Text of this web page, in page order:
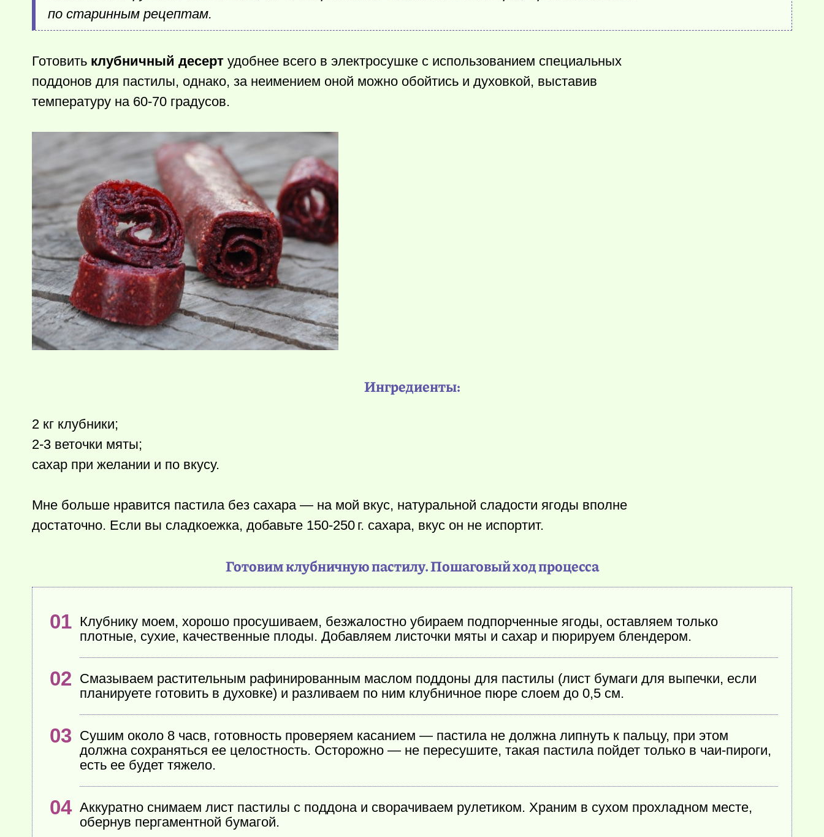
по старинным рецептам.
Готовить клубничный десерт удобнее всего в электросушке с использованием специальных
поддонов для пастилы, однако, за неимением оной можно обойтись и духовкой, выставив
температуру на 60-70 градусов.
Ингредиенты:
2 кг клубники;
2-3 веточки мяты;
сахар при желании и по вкусу.
Мне больше нравится пастила без сахара — на мой вкус, натуральной сладости ягоды вполне
достаточно. Если вы сладкоежка, добавьте 150-250 г. сахара, вкус он не испортит.
Готовим клубничную пастилу. Пошаговый ход процесса
Клубнику моем, хорошо просушиваем, безжалостно убираем подпорченные ягоды, оставляем только
плотные, сухие, качественные плоды. Добавляем листочки мяты и сахар и пюрируем блендером.
Смазываем растительным рафинированным маслом поддоны для пастилы (лист бумаги для выпечки, если
планируете готовить в духовке) и разливаем по ним клубничное пюре слоем до 0,5 см.
Сушим около 8 часв, готовность проверяем касанием — пастила не должна липнуть к пальцу, при этом
должна сохраняться ее целостность. Осторожно — не пересушите, такая пастила пойдет только в чаи-пироги,
есть ее будет тяжело.
Аккуратно снимаем лист пастилы с поддона и сворачиваем рулетиком. Храним в сухом прохладном месте,
обернув пергаментной бумагой.